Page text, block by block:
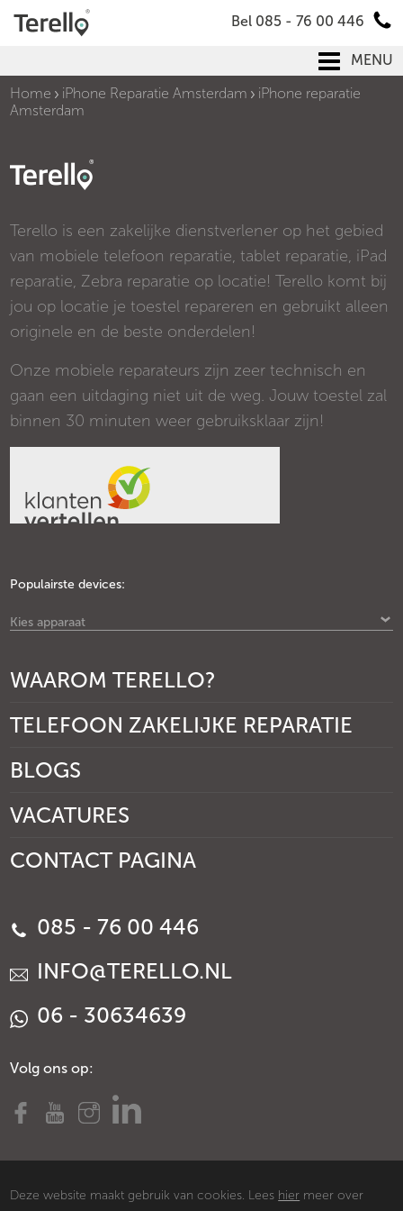
Bel 085 - 76 00 446
MENU
Home
iPhone Reparatie Amsterdam
iPhone reparatie
Amsterdam
Terello is een zakelijke dienstverlener op het gebied
van mobiele telefoon reparatie, tablet reparatie, iPad
reparatie, Zebra reparatie op locatie! Terello komt bij
jou op locatie je toestel repareren en gebruikt alleen
originele en de beste onderdelen!
Onze mobiele reparateurs zijn zeer technisch en
gaan een uitdaging niet uit de weg. Jouw toestel zal
binnen 30 minuten weer gebruiksklaar zijn!
Populairste devices:
Kies apparaat
WAAROM TERELLO?
TELEFOON ZAKELIJKE REPARATIE
BLOGS
VACATURES
CONTACT PAGINA
085 - 76 00 446
INFO@TERELLO.NL
06 - 30634639
Volg ons op:
Deze website maakt gebruik van cookies. Lees hier meer over